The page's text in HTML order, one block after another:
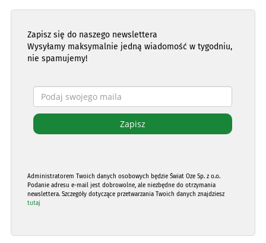
Zapisz się do naszego newslettera
Wysyłamy maksymalnie jedną wiadomość w tygodniu,
nie spamujemy!
Administratorem Twoich danych osobowych będzie Świat Oze Sp. z o.o.
Podanie adresu e-mail jest dobrowolne, ale niezbędne do otrzymania
newslettera. Szczegóły dotyczące przetwarzania Twoich danych znajdziesz
tutaj